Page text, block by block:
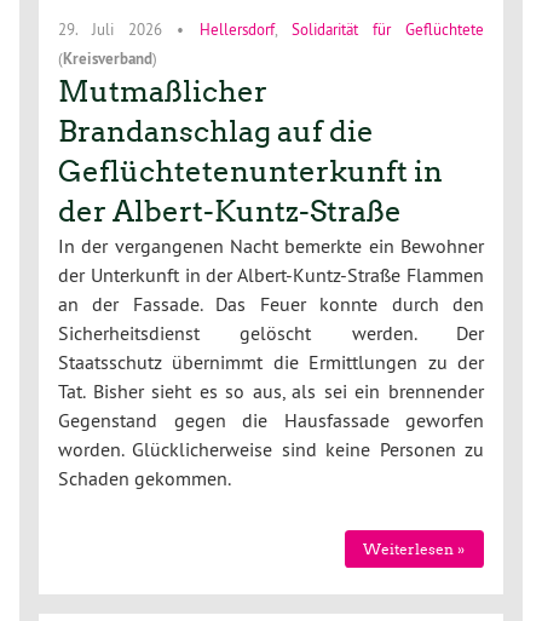
29. Juli 2026 • Hellersdorf, Solidarität für Geflüchtete
(Kreisverband)
Mutmaßlicher
Brandanschlag auf die
Geflüchtetenunterkunft in
der Albert-Kuntz-Straße
In der vergangenen Nacht bemerkte ein Bewohner
der Unterkunft in der Albert-Kuntz-Straße Flammen
an der Fassade. Das Feuer konnte durch den
Sicherheitsdienst gelöscht werden. Der
Staatsschutz übernimmt die Ermittlungen zu der
Tat. Bisher sieht es so aus, als sei ein brennender
Gegenstand gegen die Hausfassade geworfen
worden. Glücklicherweise sind keine Personen zu
Schaden gekommen.
Weiterlesen »